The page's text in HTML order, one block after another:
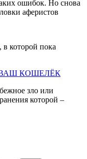
ошибок. Но снова
аферистов
которой пока
КОШЕЛЁК
зло или
которой –